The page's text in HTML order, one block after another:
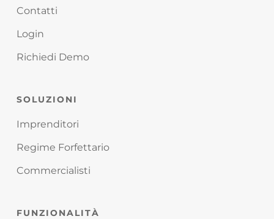
Contatti
Login
Richiedi Demo
SOLUZIONI
Imprenditori
Regime Forfettario
Commercialisti
FUNZIONALITÀ